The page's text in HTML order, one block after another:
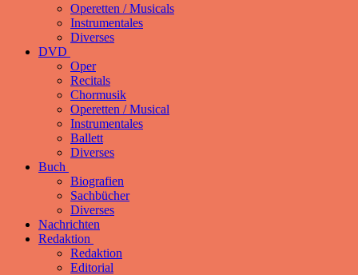
Operetten / Musicals
Instrumentales
Diverses
DVD
Oper
Recitals
Chormusik
Operetten / Musical
Instrumentales
Ballett
Diverses
Buch
Biografien
Sachbücher
Diverses
Nachrichten
Redaktion
Redaktion
Editorial